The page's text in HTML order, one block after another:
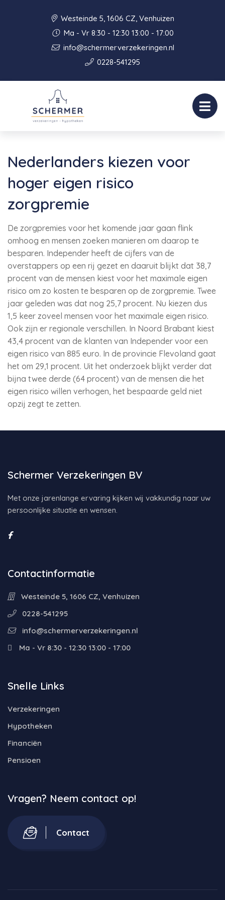
Westeinde 5, 1606 CZ, Venhuizen
Ma - Vr 8:30 - 12:30 13:00 - 17:00
info@schermerverzekeringen.nl
0228-541295
Nederlanders kiezen voor
hoger eigen risico
zorgpremie
De zorgpremies voor het komende jaar gaan flink
omhoog en mensen zoeken manieren om daarop te
besparen. Independer heeft de cijfers van de
overstappers op een rij gezet en daaruit blijkt dat 38,7
procent van de mensen kiest voor het maximale eigen
risico om zo kosten te besparen op de zorgpremie. Twee
jaar geleden was dat nog 25,7 procent. Nu kiezen dus
1,5 keer zoveel mensen voor het maximale eigen risico.
Ook zijn er regionale verschillen. In Noord Brabant kiest
43,4 procent van de klanten van Independer voor een
eigen risico van 885 euro. In de provincie Flevoland gaat
het om 29,1 procent. Uit het onderzoek blijkt verder dat
bijna twee derde (64 procent) van de mensen die het
eigen risico willen verhogen, het bespaarde geld niet
opzij zegt te zetten.
Schermer Verzekeringen BV
Met onze jarenlange ervaring kijken wij vakkundig naar uw
persoonlijke situatie en wensen.
Contactinformatie
Westeinde 5, 1606 CZ, Venhuizen
0228-541295
info@schermerverzekeringen.nl
Ma - Vr 8:30 - 12:30 13:00 - 17:00
Snelle Links
Verzekeringen
Hypotheken
Financiën
Pensioen
Vragen? Neem contact op!
Contact